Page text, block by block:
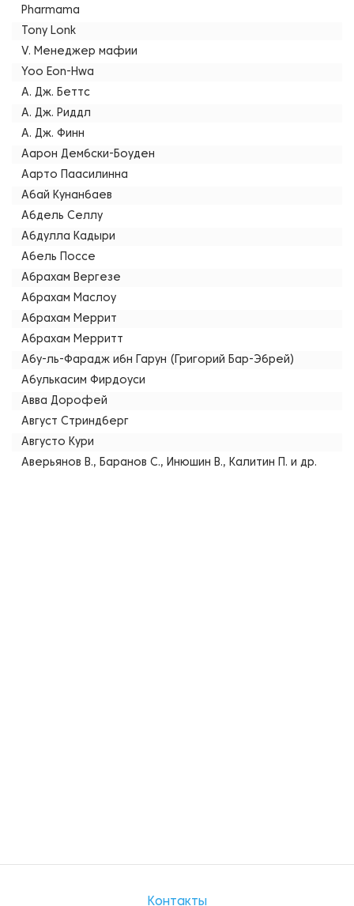
Pharmama
Tony Lonk
V. Менеджер мафии
Yoo Eon-Hwa
А. Дж. Беттс
А. Дж. Риддл
А. Дж. Финн
Аарон Дембски-Боуден
Аарто Паасилинна
Абай Кунанбаев
Абдель Селлу
Абдулла Кадыри
Абель Поссе
Абрахам Вергезе
Абрахам Маслоу
Абрахам Меррит
Абрахам Мерритт
Абу-ль-Фарадж ибн Гарун (Григорий Бар-Эбрей)
Абулькасим Фирдоуси
Авва Дорофей
Август Стриндберг
Августо Кури
Аверьянов В., Баранов С., Инюшин В., Калитин П. и др.
Контакты